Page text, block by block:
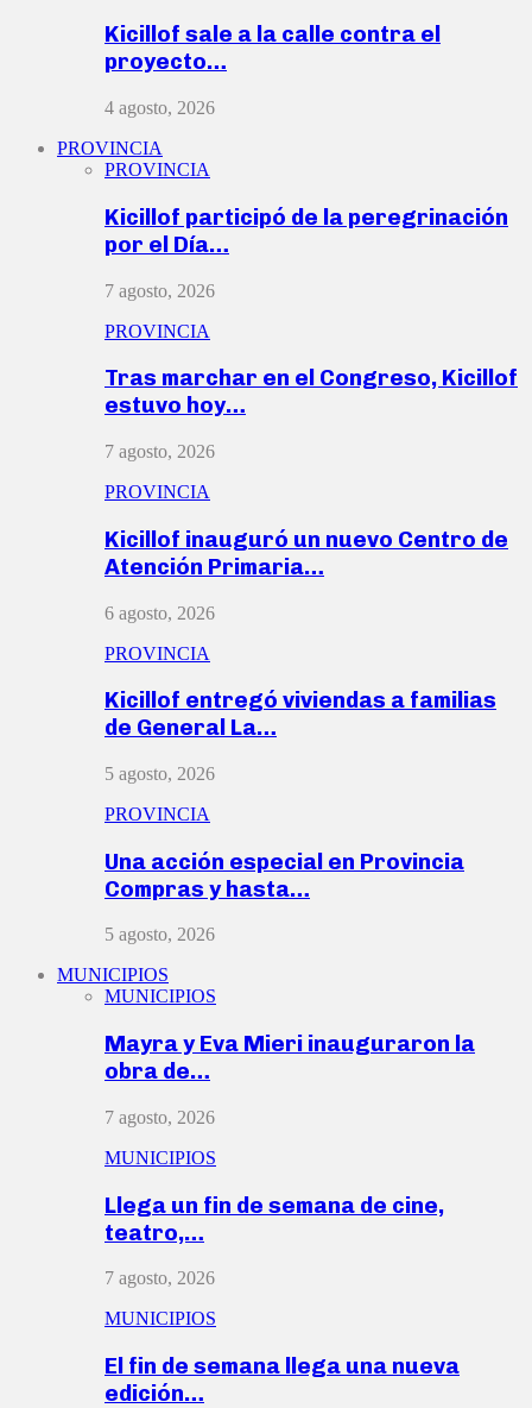
Kicillof sale a la calle contra el
proyecto…
4 agosto, 2026
PROVINCIA
PROVINCIA
Kicillof participó de la peregrinación
por el Día…
7 agosto, 2026
PROVINCIA
Tras marchar en el Congreso, Kicillof
estuvo hoy…
7 agosto, 2026
PROVINCIA
Kicillof inauguró un nuevo Centro de
Atención Primaria…
6 agosto, 2026
PROVINCIA
Kicillof entregó viviendas a familias
de General La…
5 agosto, 2026
PROVINCIA
Una acción especial en Provincia
Compras y hasta…
5 agosto, 2026
MUNICIPIOS
MUNICIPIOS
Mayra y Eva Mieri inauguraron la
obra de…
7 agosto, 2026
MUNICIPIOS
Llega un fin de semana de cine,
teatro,…
7 agosto, 2026
MUNICIPIOS
El fin de semana llega una nueva
edición…